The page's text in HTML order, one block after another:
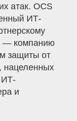
атак. OCS
ИТ-
— компанию
защиты от
нацеленных
ИТ-
и